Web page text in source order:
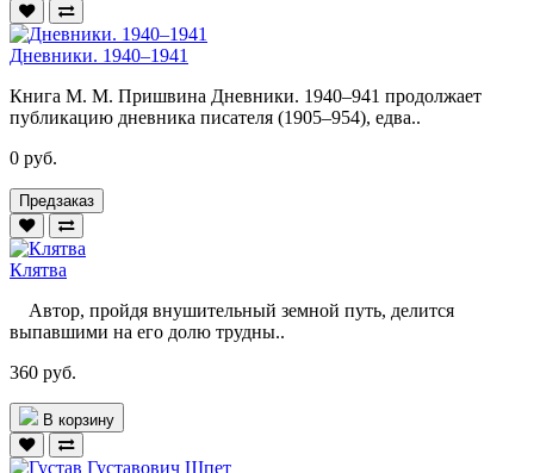
Дневники. 1940–1941
Книга М. М. Пришвина Дневники. 1940–941 продолжает
публикацию дневника писателя (1905–954), едва..
0 руб.
Предзаказ
Клятва
Автор, пройдя внушительный земной путь, делится
выпавшими на его долю трудны..
360 руб.
В корзину